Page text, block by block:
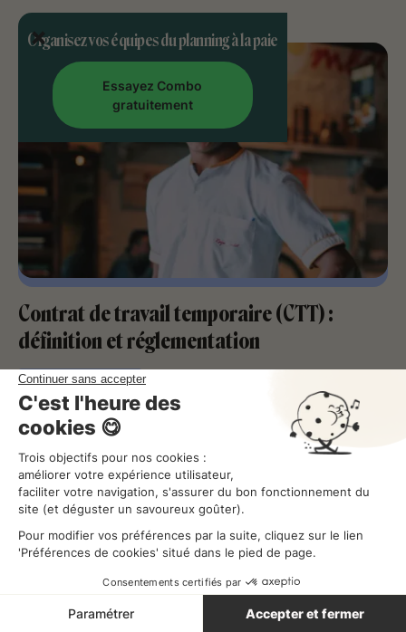
Organisez vos équipes du planning à la paie
Essayez Combo
gratuitement
Contrat de travail temporaire (CTT) :
définition et réglementation
Gérer ses équipes